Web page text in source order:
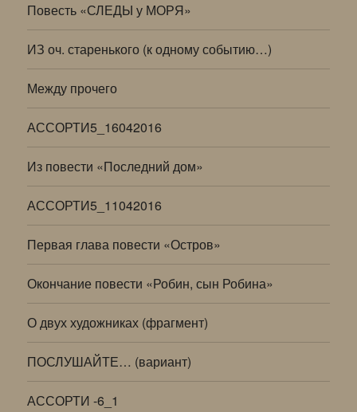
Повесть «СЛЕДЫ у МОРЯ»
ИЗ оч. старенького (к одному событию…)
Между прочего
АССОРТИ5_16042016
Из повести «Последний дом»
АССОРТИ5_11042016
Первая глава повести «Остров»
Окончание повести «Робин, сын Робина»
О двух художниках (фрагмент)
ПОСЛУШАЙТЕ… (вариант)
АССОРТИ -6_1